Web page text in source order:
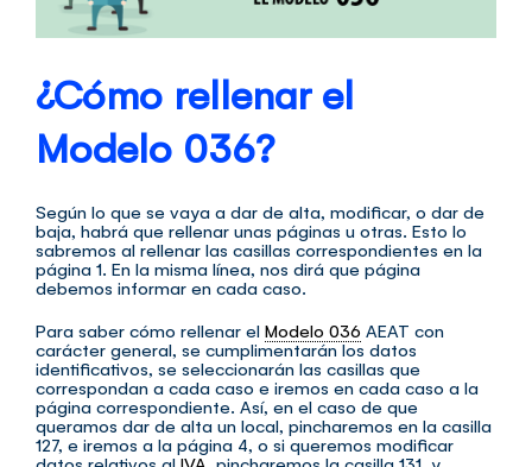
¿Cómo rellenar el
Modelo 036?
Según lo que se vaya a dar de alta, modificar, o dar de
baja, habrá que rellenar unas páginas u otras. Esto lo
sabremos al rellenar las casillas correspondientes en la
página 1. En la misma línea, nos dirá que página
debemos informar en cada caso.
Para saber cómo rellenar el Modelo 036 AEAT con
carácter general, se cumplimentarán los datos
identificativos, se seleccionarán las casillas que
correspondan a cada caso e iremos en cada caso a la
página correspondiente. Así, en el caso de que
queramos dar de alta un local, pincharemos en la casilla
127, e iremos a la página 4, o si queremos modificar